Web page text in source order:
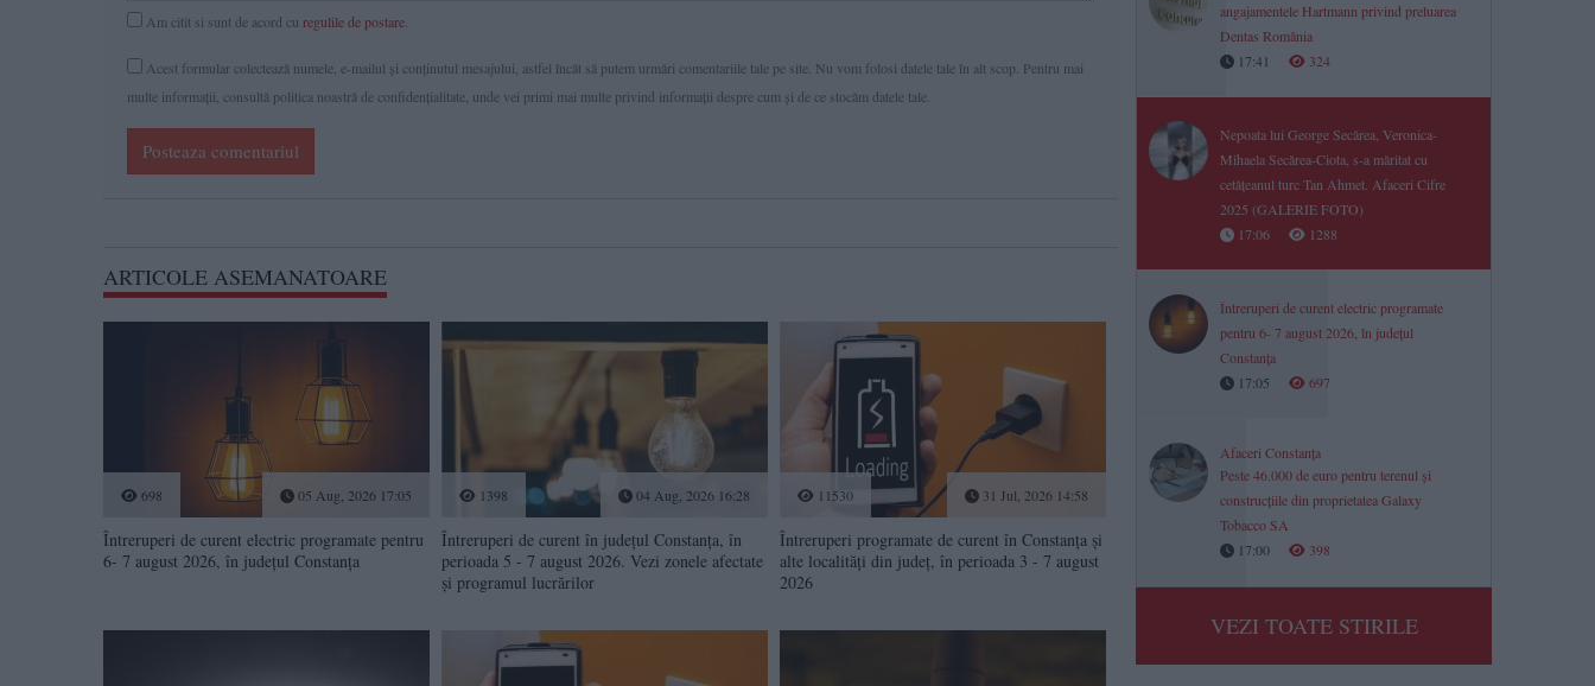
Am citit si sunt de acord cu regulile de postare
Acest formular colectează numele, e-mailul şi conținutul mesajului, astfel încât să putem urmări comentariile tale pe site. Nu vom folosi datele tale în alt scop. Pentru mai
multe informaţii, consultă politica noastră de confidenţialitate, unde vei primi mai multe privind informaţii despre cum și de ce stocăm datele tale.
Posteaza comentariul
ARTICOLE ASEMANATOARE
698 05 Aug, 2026 17:05
Întreruperi de curent electric programate pentru
6- 7 august 2026, în județul Constanța
1398 04 Aug, 2026 16:28
Întreruperi de curent în județul Constanța, în
perioada 5 - 7 august 2026. Vezi zonele afectate
și programul lucrărilor
11530 31 Jul, 2026 14:58
Întreruperi programate de curent în Constanța și
alte localități din județ, în perioada 3 - 7 august
2026
angajamentele Hartmann privind preluarea
Dentas România
17:41
324
Nepoata lui George Secărea, Veronica-
Mihaela Secărea-Ciota, s-a măritat cu
cetățeanul turc Tan Ahmet. Afaceri Cifre
2025 (GALERIE FOTO)
17:06
1288
Întreruperi de curent electric programate
pentru 6- 7 august 2026, în județul
Constanța
17:05
697
Afaceri Constanța
Peste 46.000 de euro pentru terenul și
construcțiile din proprietatea Galaxy
Tobacco SA
17:00
398
VEZI TOATE STIRILE